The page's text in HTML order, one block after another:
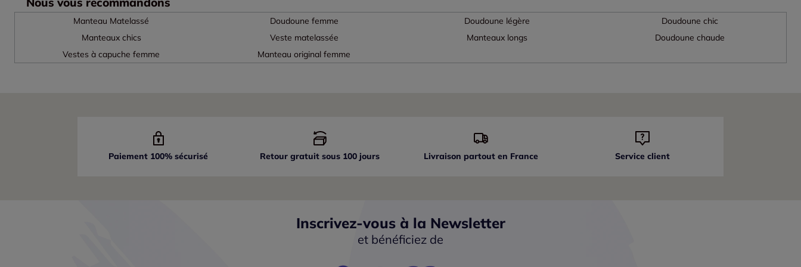
Manteau Matelassé
Manteaux chics
Vestes à capuche femme
Doudoune femme
Veste matelassée
Manteau original femme
Doudoune légère
Manteaux longs
Doudoune chic
Doudoune chaude
Paiement 100% sécurisé Retour gratuit sous 100 jours Livraison partouten France Service client
Inscrivez-vous à la Newsletter
et bénéficiez de